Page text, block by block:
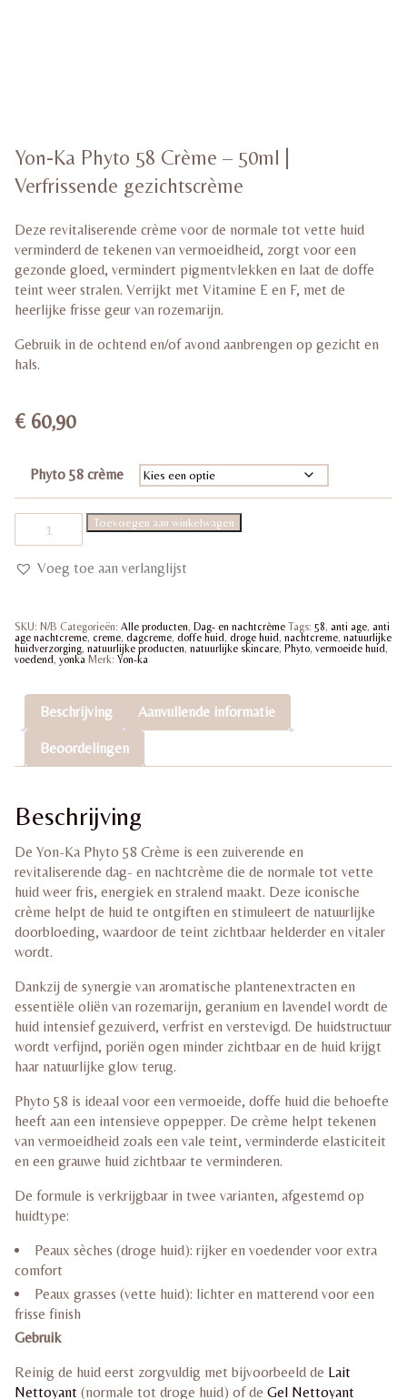
Yon-Ka Phyto 58 Crème – 50ml |
Verfrissende gezichtscrème
Deze revitaliserende crème voor de normale tot vette huid
verminderd de tekenen van vermoeidheid, zorgt voor een
gezonde gloed, vermindert pigmentvlekken en laat de doffe
teint weer stralen. Verrijkt met Vitamine E en F, met de
heerlijke frisse geur van rozemarijn.
Gebruik in de ochtend en/of avond aanbrengen op gezicht en
hals.
€ 60,90
Phyto 58 crème
Yon-
Phyto
58
Crème
|
Verfrissende
gezichtscrème
aantal
Toevoegen aan winkelwagen
Voeg toe aan verlanglijst
SKU: N/B Categorieën: Alle producten, Dag- en nachtcrème Tags: 58, anti age, anti
age nachtcreme, creme, dagcreme, doffe huid, droge huid, nachtcreme, natuurlijke
huidverzorging, natuurlijke producten, natuurlijke skincare, Phyto, vermoeide huid,
voedend, yonka Merk: Yon-ka
Beschrijving Aanvullende informatie
Beoordelingen
Beschrijving
De Yon-Ka Phyto 58 Crème is een zuiverende en
revitaliserende dag- en nachtcrème die de normale tot vette
huid weer fris, energiek en stralend maakt. Deze iconische
crème helpt de huid te ontgiften en stimuleert de natuurlijke
doorbloeding, waardoor de teint zichtbaar helderder en vitaler
wordt.
Dankzij de synergie van aromatische plantenextracten en
essentiële oliën van rozemarijn, geranium en lavendel wordt de
huid intensief gezuiverd, verfrist en verstevigd. De huidstructuur
wordt verfijnd, poriën ogen minder zichtbaar en de huid krijgt
haar natuurlijke glow terug.
Phyto 58 is ideaal voor een vermoeide, doffe huid die behoefte
heeft aan een intensieve oppepper. De crème helpt tekenen
van vermoeidheid zoals een vale teint, verminderde elasticiteit
en een grauwe huid zichtbaar te verminderen.
De formule is verkrijgbaar in twee varianten, afgestemd op
huidtype:
Peaux sèches (droge huid): rijker en voedender voor extra
comfort
Peaux grasses (vette huid): lichter en matterend voor een
frisse finish
Gebruik
Reinig de huid eerst zorgvuldig met bijvoorbeeld de Lait
Nettoyant (normale tot droge huid) of de Gel Nettoyant